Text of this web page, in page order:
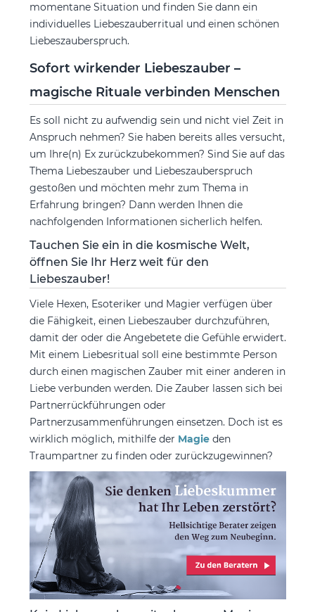
momentane Situation und finden Sie dann ein
individuelles Liebeszauberritual und einen schönen
Liebeszauberspruch.
Sofort wirkender Liebeszauber –
magische Rituale verbinden Menschen
Es soll nicht zu aufwendig sein und nicht viel Zeit in
Anspruch nehmen? Sie haben bereits alles versucht,
um Ihre(n) Ex zurückzubekommen? Sind Sie auf das
Thema Liebeszauber und Liebeszauberspruch
gestoßen und möchten mehr zum Thema in
Erfahrung bringen? Dann werden Ihnen die
nachfolgenden Informationen sicherlich helfen.
Tauchen Sie ein in die kosmische Welt,
öffnen Sie Ihr Herz weit für den
Liebeszauber!
Viele Hexen, Esoteriker und Magier verfügen über
die Fähigkeit, einen Liebeszauber durchzuführen,
damit der oder die Angebetete die Gefühle erwidert.
Mit einem Liebesritual soll eine bestimmte Person
durch einen magischen Zauber mit einer anderen in
Liebe verbunden werden. Die Zauber lassen sich bei
Partnerrückführungen oder
Partnerzusammenführungen einsetzen. Doch ist es
wirklich möglich, mithilfe der Magie den
Traumpartner zu finden oder zurückzugewinnen?